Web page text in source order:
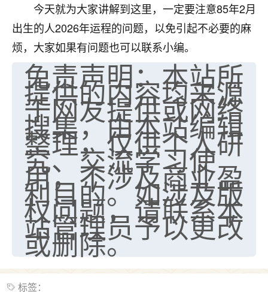
今天就为大家讲解到这里，一定要注意85年2月
出生的人2026年运程的问题，以免引起不必要的麻
烦，大家如果有问题也可以联系小编。
免责声明：本站所
提供的内容均来源
于网友提供或网络
搜集，由本站编辑
整理，仅供个人研
究、交流学习使
用，不涉及商业盈
利目的。如涉及版
权问题，请联系本
站管理员予以更改
或删除。
标签：